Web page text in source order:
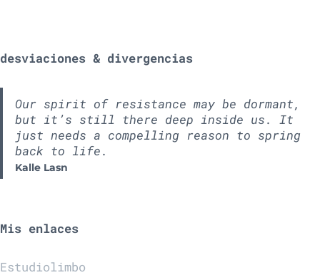
desviaciones & divergencias
Our spirit of resistance may be dormant,
but it’s still there deep inside us. It
just needs a compelling reason to spring
back to life.
Kalle Lasn
Mis enlaces
Estudiolimbo